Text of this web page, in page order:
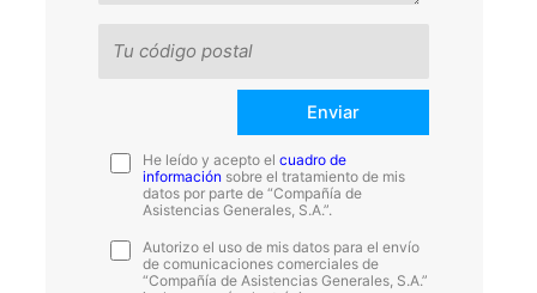
He leído y acepto elcuadro de
información sobre el tratamiento de mis
datos por parte de “Compañía de
Asistencias Generales, S.A.”.
Autorizo el uso de mis datos para el envío
de comunicaciones comerciales de
“Compañía de Asistencias Generales, S.A.”